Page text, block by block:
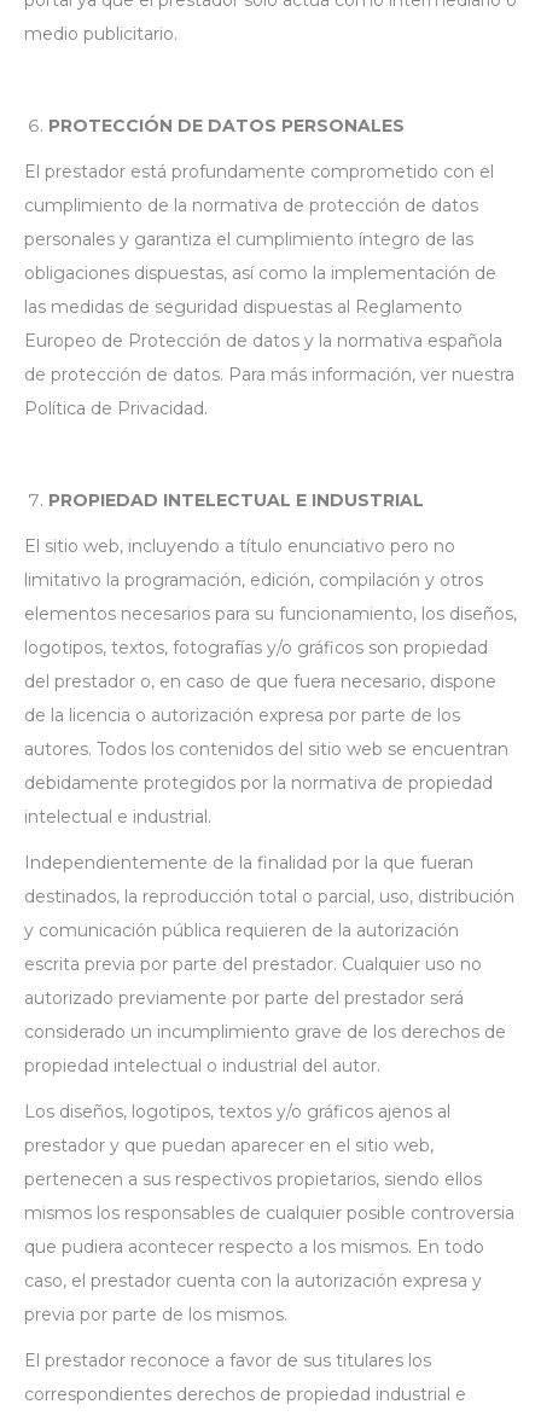
medio publicitario.
PROTECCIÓN DE DATOS PERSONALES
El prestador está profundamente comprometido con el
cumplimiento de la normativa de protección de datos
personales y garantiza el cumplimiento íntegro de las
obligaciones dispuestas, así como la implementación de
las medidas de seguridad dispuestas al Reglamento
Europeo de Protección de datos y la normativa española
de protección de datos. Para más información, ver nuestra
Política de Privacidad.
PROPIEDAD INTELECTUAL E INDUSTRIAL
El sitio web, incluyendo a título enunciativo pero no
limitativo la programación, edición, compilación y otros
elementos necesarios para su funcionamiento, los diseños,
logotipos, textos, fotografías y/o gráficos son propiedad
del prestador o, en caso de que fuera necesario, dispone
de la licencia o autorización expresa por parte de los
autores. Todos los contenidos del sitio web se encuentran
debidamente protegidos por la normativa de propiedad
intelectual e industrial.
Independientemente de la finalidad por la que fueran
destinados, la reproducción total o parcial, uso, distribución
y comunicación pública requieren de la autorización
escrita previa por parte del prestador. Cualquier uso no
autorizado previamente por parte del prestador será
considerado un incumplimiento grave de los derechos de
propiedad intelectual o industrial del autor.
Los diseños, logotipos, textos y/o gráficos ajenos al
prestador y que puedan aparecer en el sitio web,
pertenecen a sus respectivos propietarios, siendo ellos
mismos los responsables de cualquier posible controversia
que pudiera acontecer respecto a los mismos. En todo
caso, el prestador cuenta con la autorización expresa y
previa por parte de los mismos.
El prestador reconoce a favor de sus titulares los
correspondientes derechos de propiedad industrial e